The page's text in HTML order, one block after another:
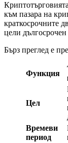
към пазара на
краткосрочните
цели дългосрочен
Бърз преглед е
Функция
Цел
Времеви
период